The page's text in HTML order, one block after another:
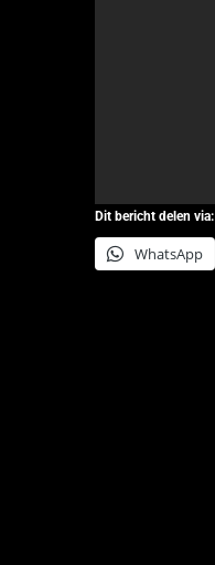
Dit bericht delen via:
WhatsApp